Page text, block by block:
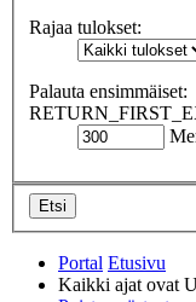
Rajaa tulokset:
Palauta ensimmäiset:
Portal Etusivu
Kaikki ajat ovat